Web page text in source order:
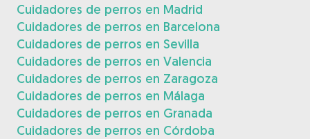
Cuidadores de perros en Madrid
Cuidadores de perros en Barcelona
Cuidadores de perros en Sevilla
Cuidadores de perros en Valencia
Cuidadores de perros en Zaragoza
Cuidadores de perros en Málaga
Cuidadores de perros en Granada
Cuidadores de perros en Córdoba